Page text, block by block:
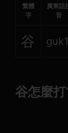
繁體
字
廣東話
音
谷 guk1
谷怎麼